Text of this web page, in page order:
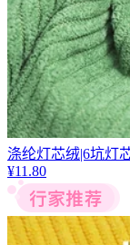
涤纶灯芯绒|6坑灯
¥11.80